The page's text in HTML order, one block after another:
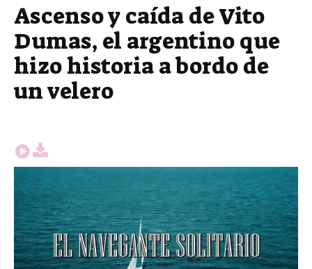
Ascenso y caída de Vito
Dumas, el argentino que
hizo historia a bordo de
un velero